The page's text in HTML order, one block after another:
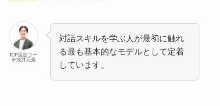
ICF認定コー
チ浅井元規
対話スキルを学ぶ人が最初に触れ
る最も基本的なモデルとして定着
しています。